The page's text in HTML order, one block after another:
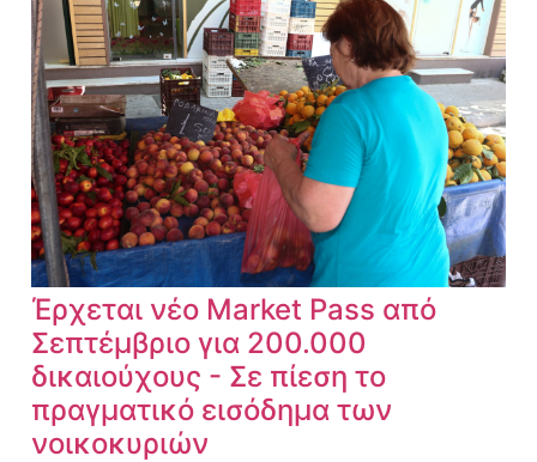
Έρχεται νέο Market Pass από
Σεπτέμβριο για 200.000
δικαιούχους - Σε πίεση το
πραγματικό εισόδημα των
νοικοκυριών